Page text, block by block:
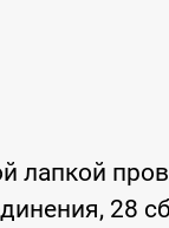
лапкой
28